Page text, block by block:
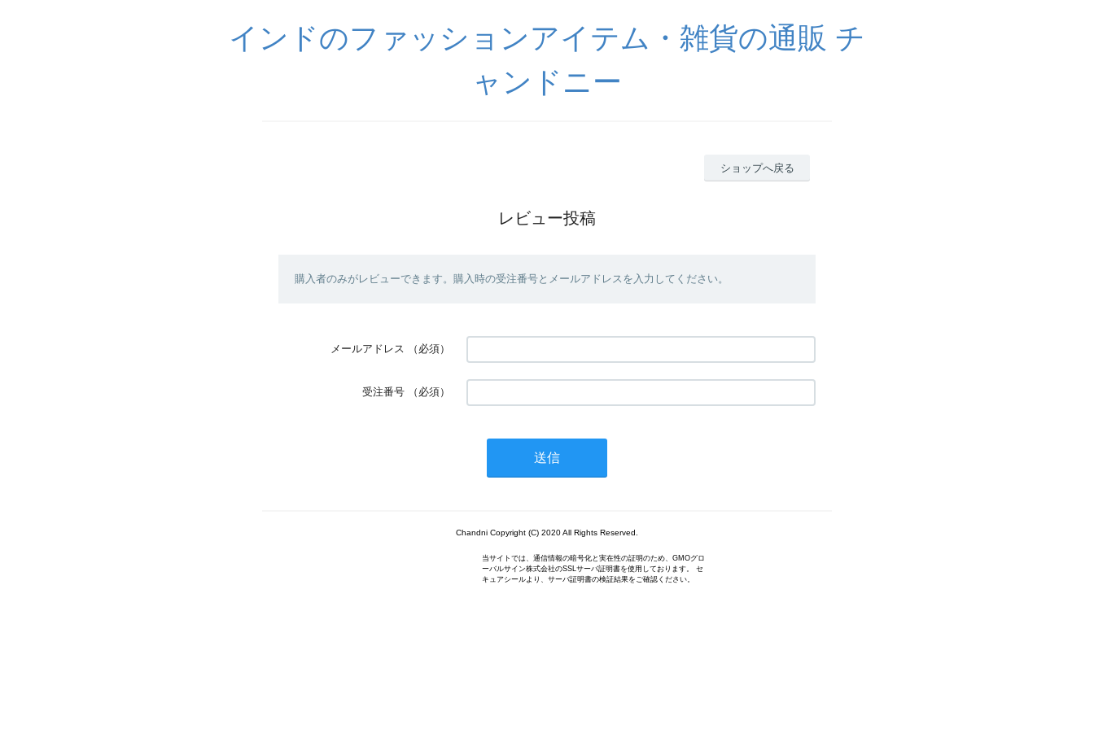
インドのファッションアイテム・雑貨の通販 チ
ャンドニー
ショップへ戻る
レビュー投稿
購入者のみがレビューできます。購入時の受注番号とメールアドレスを入力してください。
メールアドレス （必須）
受注番号 （必須）
Chandni Copyright (C) 2020 All Rights Reserved.
当サイトでは、通信情報の暗号化と実在性の証明のため、GMOグロ
ーバルサイン株式会社のSSLサーバ証明書を使用しております。 セ
キュアシールより、サーバ証明書の検証結果をご確認ください。